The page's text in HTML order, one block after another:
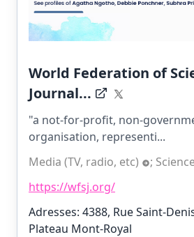
World Federation of
Journal...
"a not-for-profit, non-
organisation, representi...
Media (TV, radio, etc)
;
https://wfsj.org/
Adresses: 4388, Rue Saint-
Plateau Mont-Royal